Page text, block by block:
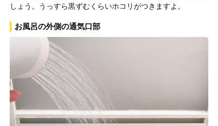
しょう。うっすら黒ずむくらいホコリがつきますよ。
お風呂の外側の通気口部